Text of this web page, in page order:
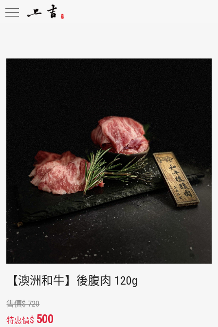
【澳洲和牛】後腹肉 120g
售價$ 720
特惠價$ 500